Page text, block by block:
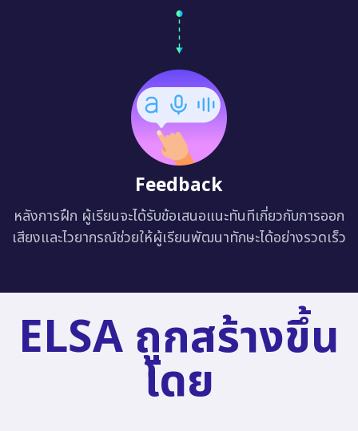
Feedback
หลังการฝึก ผู้เรียนจะได้รับข้อเสนอแนะทันทีเกี่ยวกับการออก
เสียงและไวยากรณ์ช่วยให้ผู้เรียนพัฒนาทักษะได้อย่างรวดเร็ว
ELSA ถูกสร้างขึ้น
โดย